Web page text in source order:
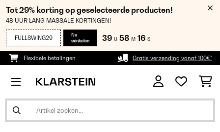
Tot 29% korting op geselecteerde producten!
48 UUR LANG MASSALE KORTINGEN!
FULLSWING29
Nu
winkelen
39 U 58 M 15 S
Flexibele betalingen Gratis verzending vanaf 100€*